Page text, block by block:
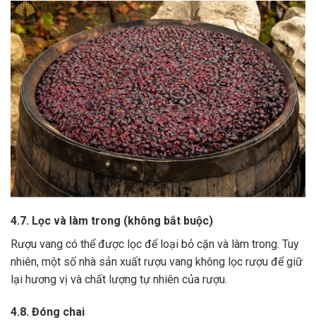
4.7. Lọc và làm trong (không bắt buộc)
Rượu vang có thể được lọc để loại bỏ cặn và làm trong. Tuy
nhiên, một số nhà sản xuất rượu vang không lọc rượu để giữ
lại hương vị và chất lượng tự nhiên của rượu.
4.8. Đóng chai